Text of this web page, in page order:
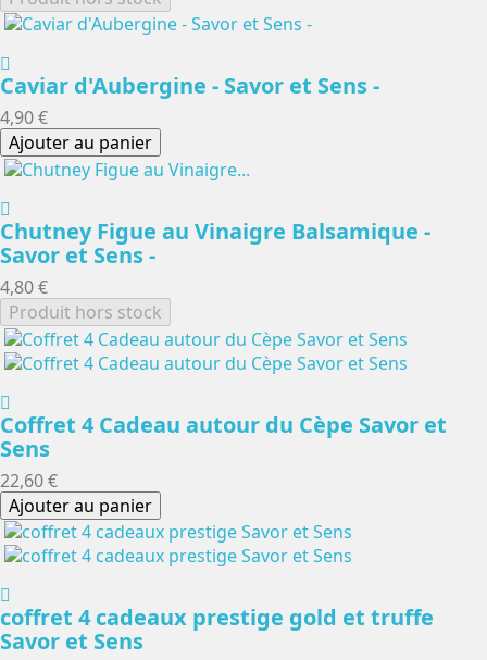
Caviar d'Aubergine - Savor et Sens -
4,90 €
Ajouter au panier
Chutney Figue au Vinaigre Balsamique -
Savor et Sens -
4,80 €
Produit hors stock
Coffret 4 Cadeau autour du Cèpe Savor et
Sens
22,60 €
Ajouter au panier
coffret 4 cadeaux prestige gold et truffe
Savor et Sens